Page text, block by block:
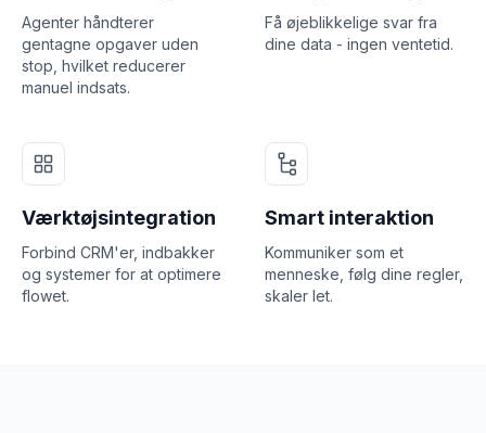
Agenter håndterer
gentagne opgaver uden
stop, hvilket reducerer
manuel indsats.
Få øjeblikkelige svar fra
dine data - ingen ventetid.
Værktøjsintegration
Forbind CRM'er, indbakker
og systemer for at optimere
flowet.
Smart interaktion
Kommuniker som et
menneske, følg dine regler,
skaler let.